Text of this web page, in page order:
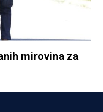
mirovina za